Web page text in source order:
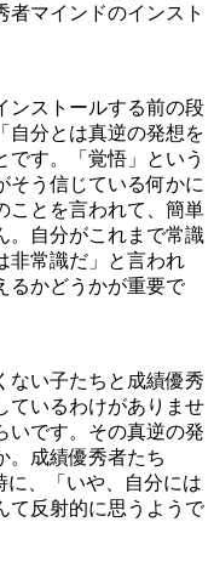
者マインドのインスト
ンストールする前の段
自分とは真逆の発想を
です。「覚悟」という
そう信じている何かに
ことを言われて、簡単
。自分がこれまで常識
非常識だ」と言われ
るかどうかが重要で
ない子たちと成績優秀
ているわけがありませ
いです。その真逆の発
。成績優秀者たち
に、「いや、自分には
て反射的に思うようで